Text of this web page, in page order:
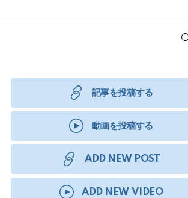
記事を投稿する
動画を投稿する
ADD NEW POST
ADD NEW VIDEO